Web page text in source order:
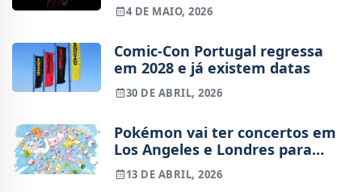
4 DE MAIO, 2026
Comic-Con Portugal regressa
em 2028 e já existem datas
30 DE ABRIL, 2026
Pokémon vai ter concertos em
Los Angeles e Londres para
promover convívio entre fãs
13 DE ABRIL, 2026